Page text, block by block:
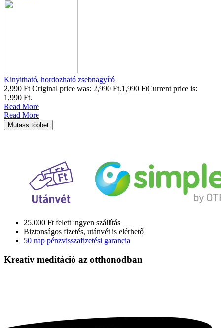
Kinyitható, hordozható zsebnagyító
2,990Ft Original price was: 2,990 Ft.1,990 FtCurrent price is:
1,990 Ft.
Read More
Read More
Mutass többet
25.000 Ft felett ingyen szállítás
Biztonságos fizetés, utánvét is elérhető
50 nap pénzvisszafizetési garancia
Kreatív meditáció az otthonodban